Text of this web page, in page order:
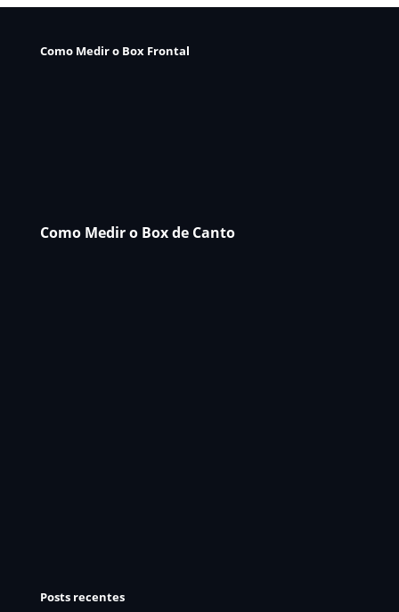
Como Medir o Box Frontal
Como Medir o Box de Canto
Posts recentes